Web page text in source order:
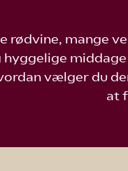
rødvine, mange
vælger du
at